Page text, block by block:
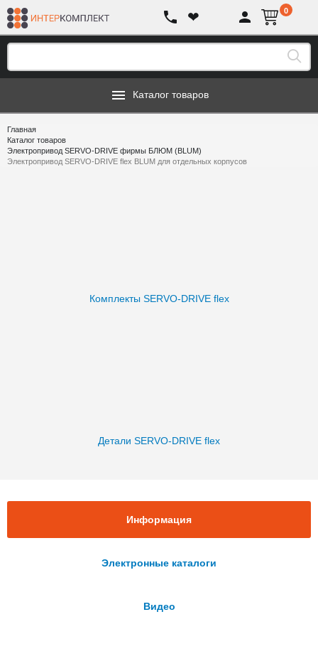
❤ 0
Каталог товаров
Главная
Каталог товаров
Электропривод SERVO-DRIVE фирмы БЛЮМ (BLUM)
Электропривод SERVO-DRIVE flex BLUM для отдельных корпусов
Комплекты SERVO-DRIVE flex
Детали SERVO-DRIVE flex
Информация
Электронные каталоги
Видео